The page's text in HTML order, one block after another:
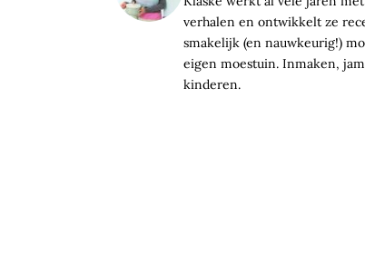
verhalen en ontwikkelt ze
smakelijk (en nauwkeurig!)
eigen moestuin. Inmaken,
kinderen.